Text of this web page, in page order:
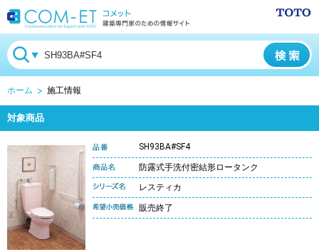
ホーム 施工情報
対象商品
SH93BA#SF4
防露式手洗付密結形ロータンク
レスティカ
販売終了